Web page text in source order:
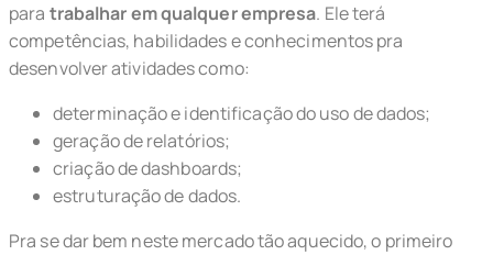
para trabalhar em qualquer empresa. Ele terá
competências, habilidades e conhecimentos pra
desenvolver atividades como:
determinação e identificação do uso de dados;
geração de relatórios;
criação de dashboards;
estruturação de dados.
Pra se dar bem neste mercado tão aquecido, o primeiro